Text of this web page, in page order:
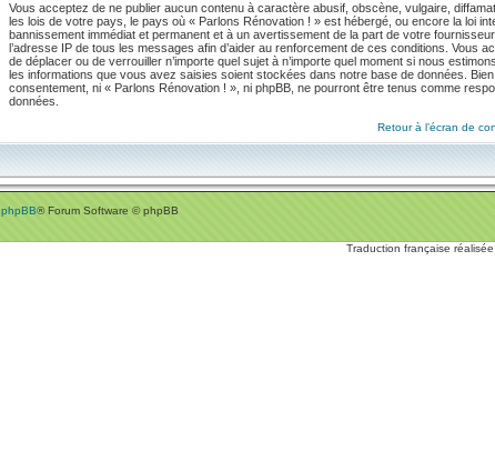
Vous acceptez de ne publier aucun contenu à caractère abusif, obscène, vulgaire,
les lois de votre pays, le pays où « Parlons Rénovation ! » est hébergé, ou encore la loi
bannissement immédiat et permanent et à un avertissement de la part de votre
l’adresse IP de tous les messages afin d’aider au renforcement de ces conditions. Vous
de déplacer ou de verrouiller n’importe quel sujet à n’importe quel moment si nous
les informations que vous avez saisies soient stockées dans notre base de données.
consentement, ni « Parlons Rénovation ! », ni phpBB, ne pourront être tenus comme
données.
Retour à l’écran de
phpBB® Forum Software © phpBB
Traduction française